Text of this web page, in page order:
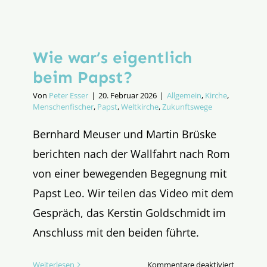
Wie war’s eigentlich
beim Papst?
Von Peter Esser | 20. Februar 2026 | Allgemein, Kirche,
Menschenfischer, Papst,Weltkirche,Zukunftswege
Bernhard Meuser und Martin Brüske
berichten nach der Wallfahrt nach Rom
von einer bewegenden Begegnung mit
Papst Leo. Wir teilen das Video mit dem
Gespräch, das Kerstin Goldschmidt im
Anschluss mit den beiden führte.
Weiterlesen Kommentare deaktiviertfür